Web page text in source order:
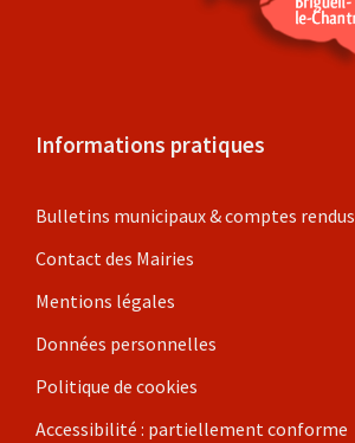
Informations pratiques
Bulletins municipaux & comptes rendus
Contact des Mairies
Mentions légales
Données personnelles
Politique de cookies
Accessibilité : partiellement conforme